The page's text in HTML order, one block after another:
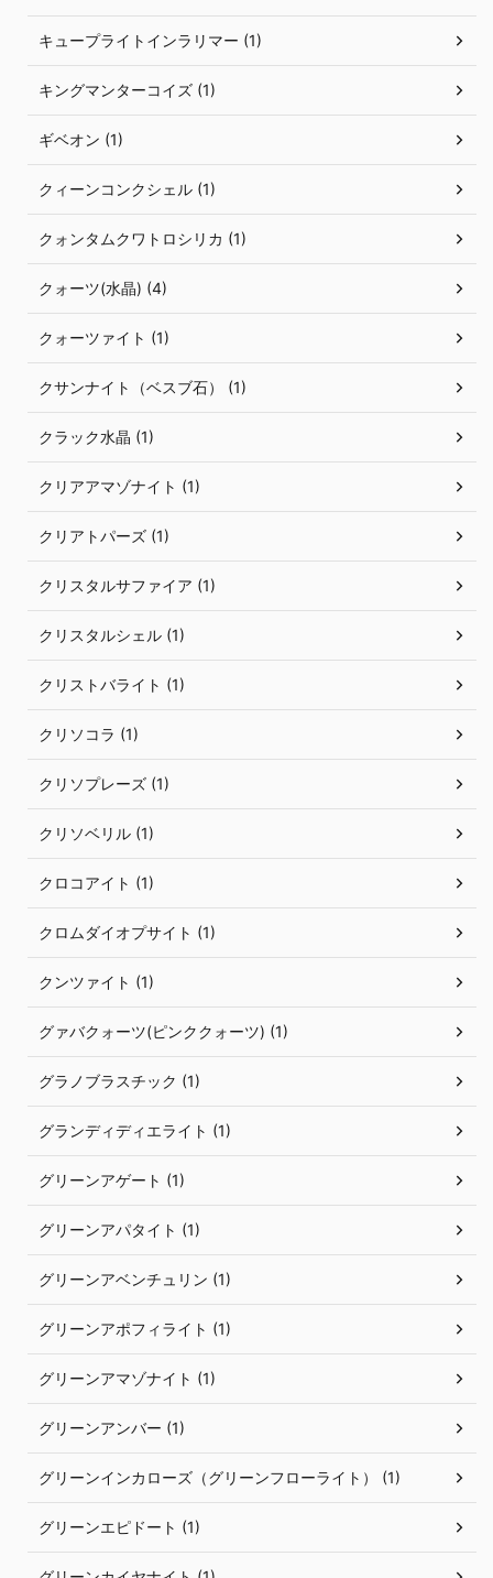
キュープライトインラリマー (1)
キングマンターコイズ (1)
ギベオン (1)
クィーンコンクシェル (1)
クォンタムクワトロシリカ (1)
クォーツ(水晶) (4)
クォーツァイト (1)
クサンナイト（ベスブ石） (1)
クラック水晶 (1)
クリアアマゾナイト (1)
クリアトパーズ (1)
クリスタルサファイア (1)
クリスタルシェル (1)
クリストバライト (1)
クリソコラ (1)
クリソプレーズ (1)
クリソベリル (1)
クロコアイト (1)
クロムダイオプサイト (1)
クンツァイト (1)
グァバクォーツ(ピンククォーツ) (1)
グラノブラスチック (1)
グランディディエライト (1)
グリーンアゲート (1)
グリーンアパタイト (1)
グリーンアベンチュリン (1)
グリーンアポフィライト (1)
グリーンアマゾナイト (1)
グリーンアンバー (1)
グリーンインカローズ（グリーンフローライト） (1)
グリーンエピドート (1)